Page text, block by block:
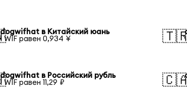
dogwifhat в Китайский юань
1 WIF равен 0,934 ¥
dogwifhat в Российский рубль
1 WIF равен 11,29 ₽